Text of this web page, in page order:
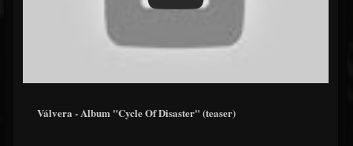
Válvera - Album "Cycle Of Disaster" (teaser)